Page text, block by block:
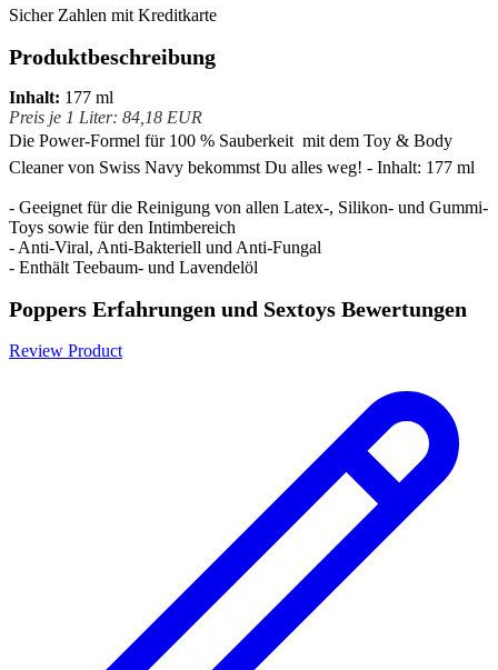
Sicher Zahlen mit Kreditkarte
Produktbeschreibung
Inhalt: 177 ml
Preis je 1 Liter: 84,18 EUR
Die Power-Formel für 100 % Sauberkeit  mit dem Toy & Body
Cleaner von Swiss Navy bekommst Du alles weg! - Inhalt: 177 ml
- Geeignet für die Reinigung von allen Latex-, Silikon- und Gummi-
Toys sowie für den Intimbereich
- Anti-Viral, Anti-Bakteriell und Anti-Fungal
- Enthält Teebaum- und Lavendelöl
Poppers Erfahrungen und Sextoys Bewertungen
Review Product